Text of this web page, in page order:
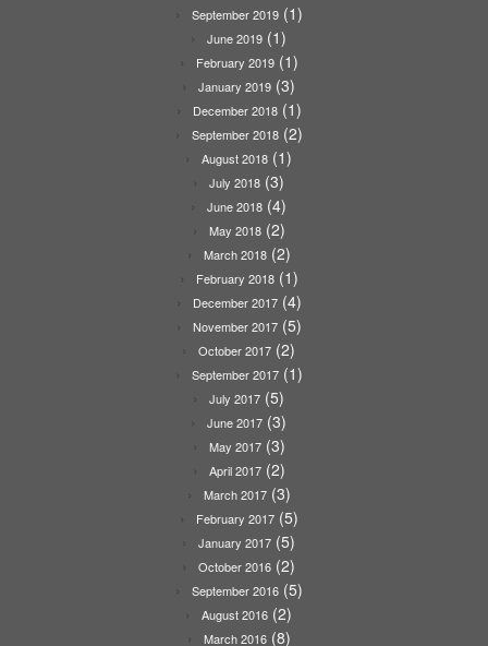
September 2019(1)
June 2019 (1)
February 2019(1)
January 2019 (3)
December 2018(1)
September 2018(2)
August 2018 (1)
July 2018 (3)
June 2018 (4)
May 2018(2)
March 2018(2)
February 2018(1)
December 2017(4)
November 2017(5)
October 2017 (2)
September 2017(1)
July 2017 (5)
June 2017 (3)
May 2017(3)
April 2017(2)
March 2017(3)
February 2017(5)
January 2017 (5)
October 2016 (2)
September 2016(5)
August 2016 (2)
March 2016(8)